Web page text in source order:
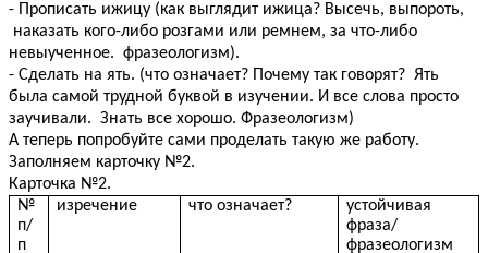
- Прописать ижицу (как выглядит ижица? Высечь, выпороть,
наказать кого-либо розгами или ремнем, за что-либо
невыученное. фразеологизм).
- Сделать на ять. (что означает? Почему так говорят? Ять
была самой трудной буквой в изучении. И все слова просто
заучивали. Знать все хорошо. Фразеологизм)
А теперь попробуйте сами проделать такую же работу.
Заполняем карточку №2.
Карточка №2.
№
п/
п
изречение что означает?
устойчивая
фраза/
фразеологизм